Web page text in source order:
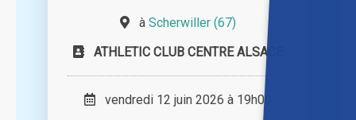
à Scherwiller (67)
ATHLETIC CLUB CENTRE ALSACE
vendredi 12 juin 2026 à 19h00